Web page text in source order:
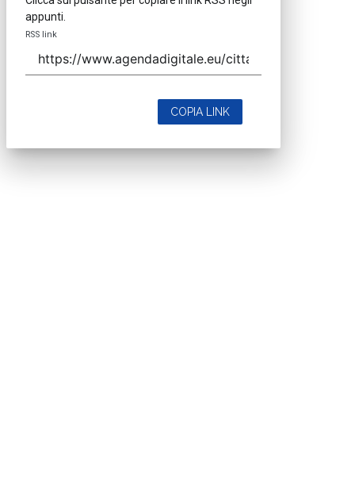
appunti.
RSS link
COPIA LINK